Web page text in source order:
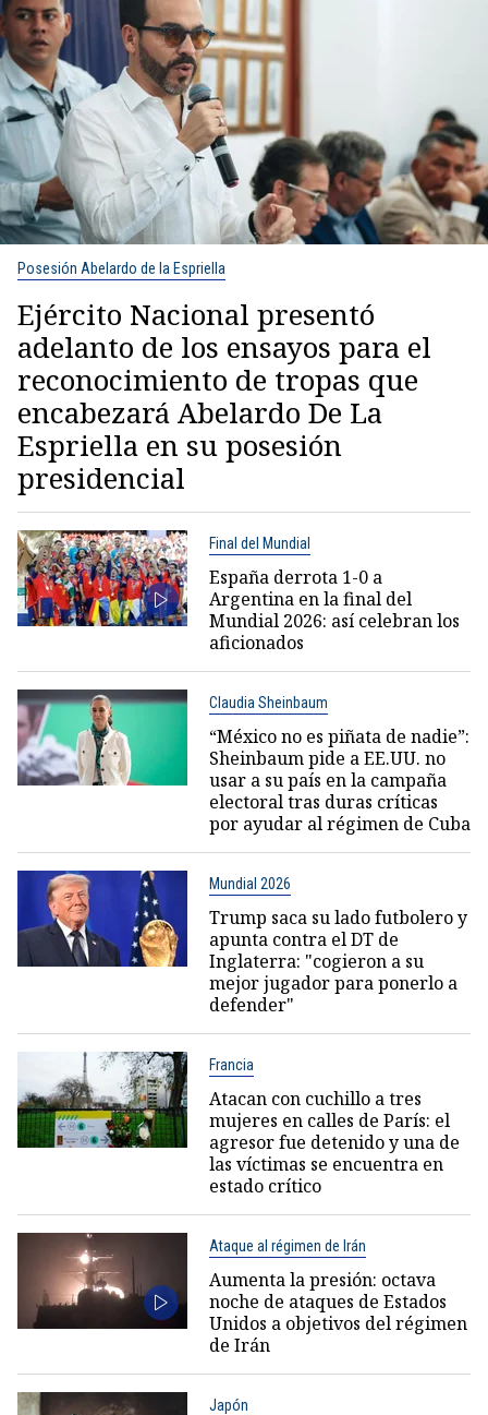
Posesión Abelardo de la Espriella
Ejército Nacional presentó
adelanto de los ensayos para el
reconocimiento de tropas que
encabezará Abelardo De La
Espriella en su posesión
presidencial
Final del Mundial
España derrota 1-0 a
Argentina en la final del
Mundial 2026: así celebran los
aficionados
Claudia Sheinbaum
“México no es piñata de nadie”:
Sheinbaum pide a EE.UU. no
usar a su país en la campaña
electoral tras duras críticas
por ayudar al régimen de Cuba
Mundial 2026
Trump saca su lado futbolero y
apunta contra el DT de
Inglaterra: "cogieron a su
mejor jugador para ponerlo a
defender"
Francia
Atacan con cuchillo a tres
mujeres en calles de París: el
agresor fue detenido y una de
las víctimas se encuentra en
estado crítico
Ataque al régimen de Irán
Aumenta la presión: octava
noche de ataques de Estados
Unidos a objetivos del régimen
de Irán
Japón